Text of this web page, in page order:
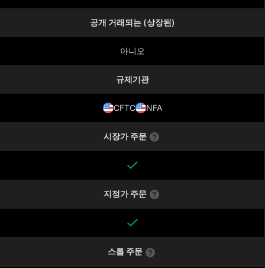
공개 거래되는 (상장된)
아니오
규제기관
CFTC NFA
시장가 주문
지정가 주문
스톱 주문